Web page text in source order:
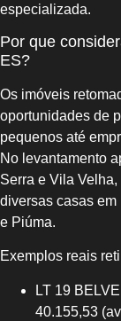
especializada.
Por que
ES?
Os imóveis
oportunidades de
pequenos até
No levantamento
Serra e Vila
diversas casas
e Piúma.
Exemplos reais
LT 19
40.155,53